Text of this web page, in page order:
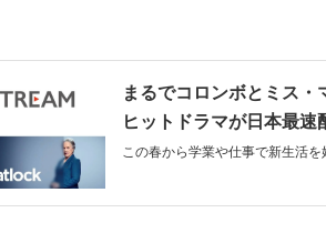
まるでコロンボとミス
ヒットドラマが日本最速
この春から学業や仕事で新生活